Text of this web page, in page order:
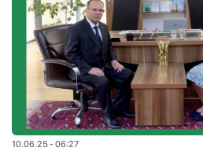
10.06.25 - 06:27